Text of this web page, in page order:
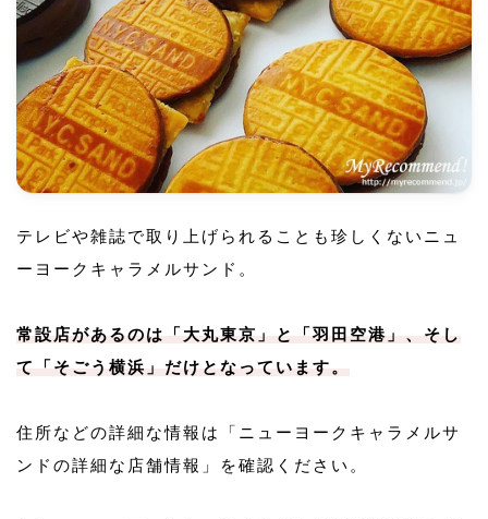
テレビや雑誌で取り上げられることも珍しくないニュ
ーヨークキャラメルサンド。
常設店があるのは「大丸東京」と「羽田空港」、そし
て「そごう横浜」だけとなっています。
住所などの詳細な情報は「ニューヨークキャラメルサ
ンドの詳細な店舗情報」を確認ください。